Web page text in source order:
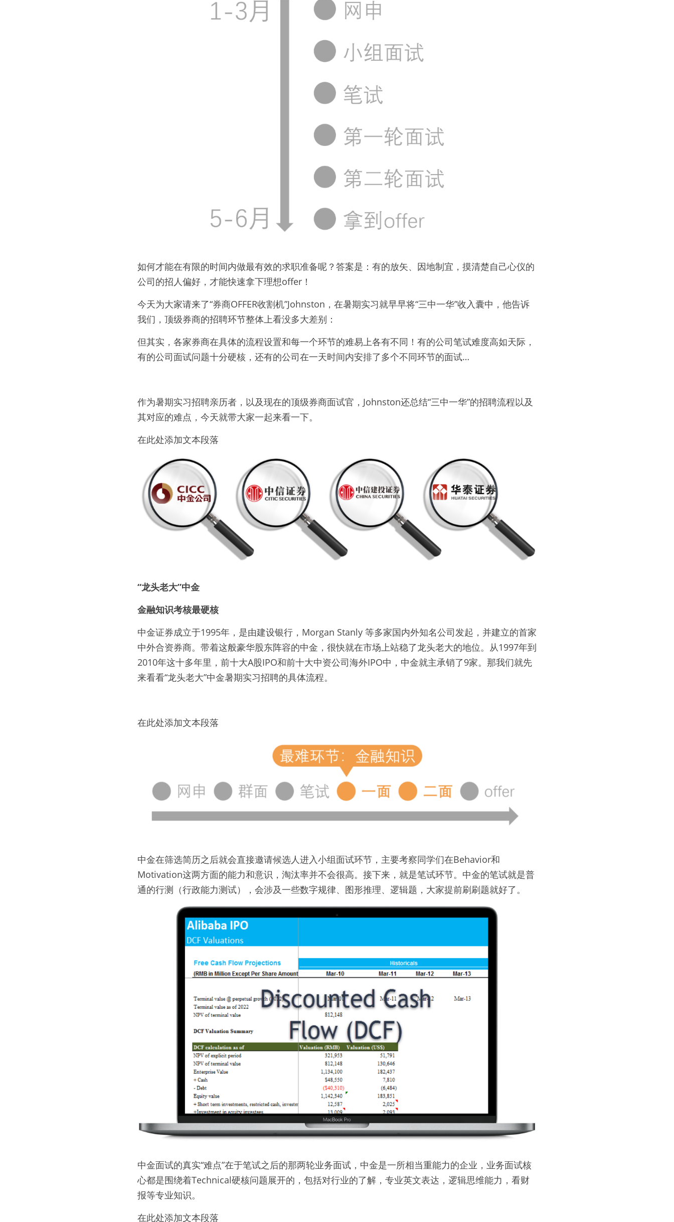
如何才能在有限的时间内做最有效的求职准备呢？答案是：有的放矢、因地制宜，摸清楚自己心仪的
公司的招人偏好，才能快速拿下理想offer！
今天为大家请来了“券商OFFER收割机”Johnston，在暑期实习就早早将“三中一华”收入囊中，他告诉
我们，顶级券商的招聘环节整体上看没多大差别：
但其实，各家券商在具体的流程设置和每一个环节的难易上各有不同！有的公司笔试难度高如天际，
有的公司面试问题十分硬核，还有的公司在一天时间内安排了多个不同环节的面试…
作为暑期实习招聘亲历者，以及现在的顶级券商面试官，Johnston还总结“三中一华”的招聘流程以及
其对应的难点，今天就带大家一起来看一下。
在此处添加文本段落
“龙头老大”中金
金融知识考核最硬核
中金证券成立于1995年，是由建设银行，Morgan Stanly 等多家国内外知名公司发起，并建立的首家
中外合资券商。带着这般豪华股东阵容的中金，很快就在市场上站稳了龙头老大的地位。从1997年到
2010年这十多年里，前十大A股IPO和前十大中资公司海外IPO中，中金就主承销了9家。那我们就先
来看看“龙头老大”中金暑期实习招聘的具体流程。
在此处添加文本段落
中金在筛选简历之后就会直接邀请候选人进入小组面试环节，主要考察同学们在Behavior和
Motivation这两方面的能力和意识，淘汰率并不会很高。接下来，就是笔试环节。中金的笔试就是普
通的行测（行政能力测试），会涉及一些数字规律、图形推理、逻辑题，大家提前刷刷题就好了。
中金面试的真实“难点”在于笔试之后的那两轮业务面试，中金是一所相当重能力的企业，业务面试核
心都是围绕着Technical硬核问题展开的，包括对行业的了解，专业英文表达，逻辑思维能力，看财
报等专业知识。
在此处添加文本段落